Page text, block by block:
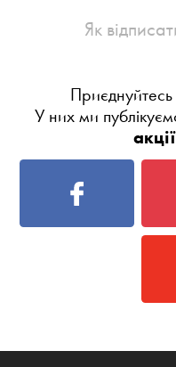
Як
У них ми